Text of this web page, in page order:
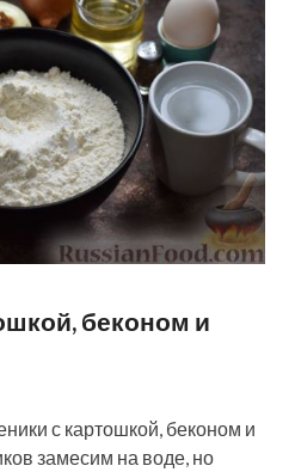
беконом и
с картошкой, беконом и
замесим на воде, но